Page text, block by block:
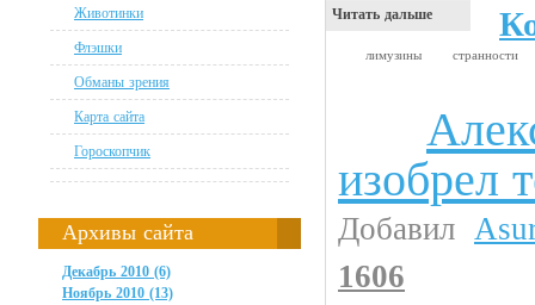
Животинки
Флэшки
Обманы зрения
Карта сайта
Гороскопчик
Архивы сайта
Декабрь 2010 (6)
Ноябрь 2010 (13)
Читать дальше
лимузины странности
изобрел
Добавил
1606